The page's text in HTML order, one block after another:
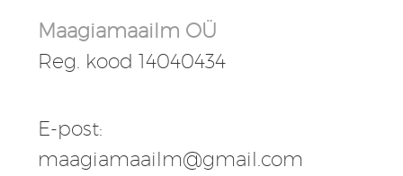
Maagiamaailm OÜ
Reg. kood 14040434
E-post:
maagiamaailm@gmail.com